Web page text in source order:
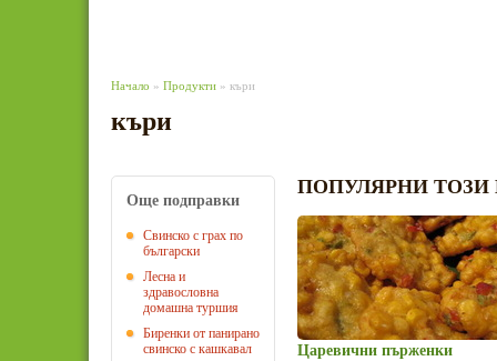
Начало » Продукти » къри
къри
Още подправки
Свинско с грах по
български
Лесна и
здравословна
домашна туршия
Биренки от панирано
свинско с кашкавал
ПОПУЛЯРНИ ТОЗИ
Царевични пърженки